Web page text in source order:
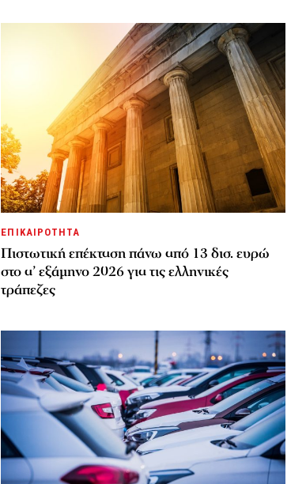
ΕΠΙΚΑΙΡΟΤΗΤΑ
Πιστωτική επέκταση πάνω από 13 δισ. ευρώ
στο α’ εξάμηνο 2026 για τις ελληνικές
τράπεζες